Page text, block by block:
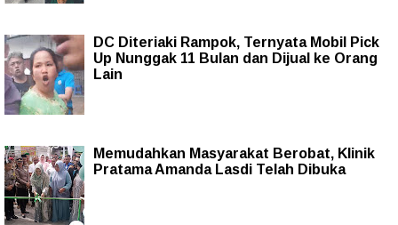
DC Diteriaki Rampok, Ternyata Mobil Pick
Up Nunggak 11 Bulan dan Dijual ke Orang
Lain
Memudahkan Masyarakat Berobat, Klinik
Pratama Amanda Lasdi Telah Dibuka